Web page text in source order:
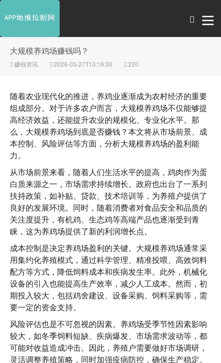
大规模养鸡场赚钱吗？
赚钱资讯 2026-03-27T13:16:30 220
随着农业现代化的推进，养鸡业逐渐成为农村经济的重要
组成部分。对于许多农户而言，大规模养鸡场不仅能够提
高经济效益，还能提升农业的规模化、专业化水平。那
么，大规模养鸡场到底是否赚钱？本文将从市场前景、成
本控制、风险评估等方面，分析大规模养鸡场的盈利能
力。
从市场前景来看，随着人们生活水平的提高，鸡肉作为蛋
白质来源之一，市场需求持续增长。政府也出台了一系列
扶持政策，如补贴、贷款、技术培训等，为养殖户提供了
良好的发展环境。同时，随着消费者对食品安全和品质的
关注度提升，有机鸡、生态鸡等高端产品也逐渐受到青
睐，这为养鸡场提供了新的利润增长点。
成本控制是决定养鸡场盈利的关键。大规模养鸡场通常采
用集约化养殖模式，通过科学管理、精准投喂、高效饲料
配方等方式，降低饲料成本和疾病发生率。此外，机械化
设备的引入也能提高生产效率，减少人工成本。然而，初
期投入较大，包括鸡舍建设、设备采购、饲料采购等，需
要一定的资金支持。
风险评估也是不可忽视的因素。养鸡场受季节性因素影响
较大，如冬季饲料短缺、疾病爆发、市场需求波动等，都
可能对收益造成冲击。因此，养殖户需要做好市场调研，
灵活调整养殖策略，同时加强疫病防控，确保生产稳定。